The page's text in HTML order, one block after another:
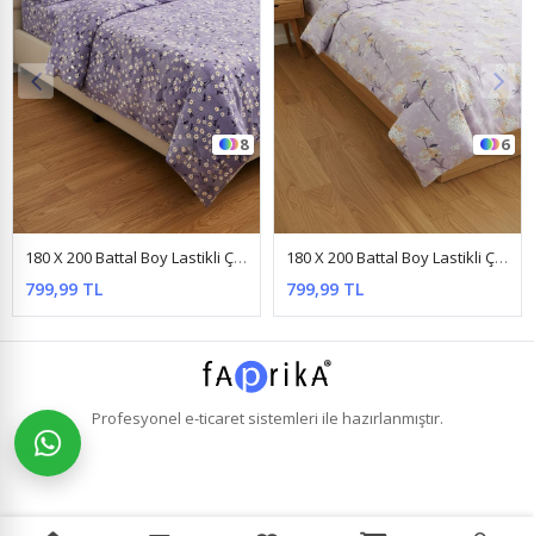
8
180 X 200 Battal Boy Lastikli Çarşaf Yeni Papatya Desen Nevresim Takımı Lila
6
180 X 200 Battal Boy Lastikli Çarşaf Nevresim Takımı Papatya Lila
799,99 TL 799,99 TL
Profesyonel e-ticaretsistemleri ile hazırlanmıştır.